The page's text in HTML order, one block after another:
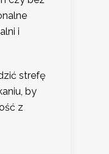
i
strefę
by
z